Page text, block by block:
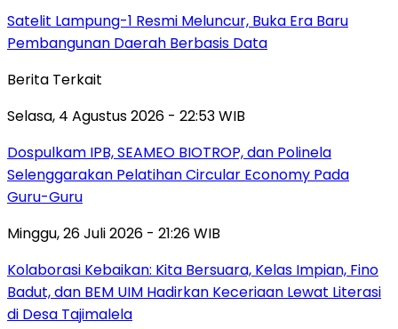
Satelit Lampung-1 Resmi Meluncur, Buka Era Baru
Pembangunan Daerah Berbasis Data
Berita Terkait
Selasa, 4 Agustus 2026 - 22:53 WIB
Dospulkam IPB, SEAMEO BIOTROP, dan Polinela
Selenggarakan Pelatihan Circular Economy Pada
Guru-Guru
Minggu, 26 Juli 2026 - 21:26 WIB
Kolaborasi Kebaikan: Kita Bersuara, Kelas Impian, Fino
Badut, dan BEM UIM Hadirkan Keceriaan Lewat Literasi
di Desa Tajimalela